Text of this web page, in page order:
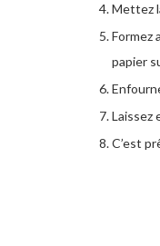
Mettez
Formez
papier
Laissez
C’est